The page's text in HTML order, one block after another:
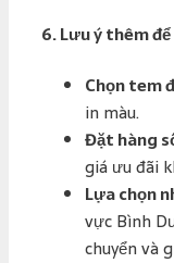
6.Lưu ý thêm
Chọn tem
in màu.
Đặt hàng
giá ưu đãi
Lựa chọn
vực Bình
chuyển và